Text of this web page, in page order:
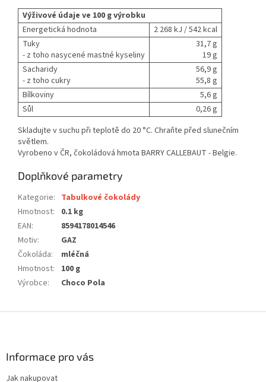
Výživové údaje ve 100 g výrobku
Energetická hodnota
2 268 kJ / 542 kcal
Tuky
- z toho nasycené mastné kyseliny
31,7 g
19 g
Sacharidy
- z toho cukry
56,9 g
55,8 g
Bílkoviny
5,6 g
Sůl
0,26 g
Skladujte v suchu při teplotě do 20 °C. Chraňte před slunečním
světlem.
Vyrobeno v ČR, čokoládová hmota BARRY CALLEBAUT - Belgie.
Doplňkové parametry
Kategorie: Tabulkové čokolády
Hmotnost:
0.1 kg
EAN:
8594178014546
Motiv:
GAZ
Čokoláda:
mléčná
Hmotnost:
100 g
Výrobce: Choco Pola
Informace pro vás
Jak nakupovat